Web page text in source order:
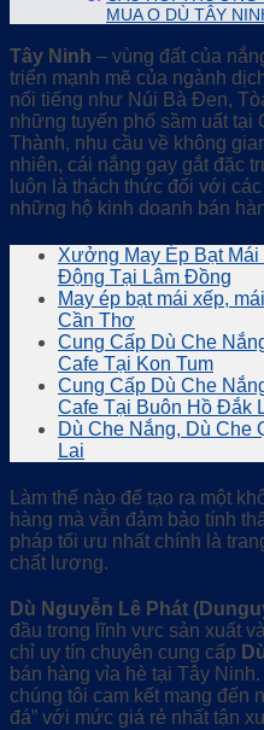
MUA O DÙ TÂY
Tây Ninh – vùng đất của
triển mạnh mẽ của ngành
nổi tiếng như Núi Bà Đen,
những tuyến phố sầm uất tại
Thành, nhu cầu về không
nhiên, cái nắng gay gắt đặc
luôn là thách thức đối với
những hộ kinh doanh bán
Xưởng May Ép Bạt
Động Tại Lâm Đồng
May ép bạt mái xếp,
Cần Thơ
Cung Cấp Dù Che
Cafe Tại Kon Tum
Cung Cấp Dù Che
Cafe Tại Buôn Hồ Đắk
Dù Che Nắng, Dù Che
Lai
Làm thế nào để tạo ra một
hàng mà vẫn đảm bảo tính
pháp tối ưu nhất chính là
chất lượng.
Dù Nguyễn Lê Phát
đầu trong lĩnh vực sản xuất
chỉ uy tín chuyên cung cấp
bán hàng vỉa hè tại Tây
chúng tôi cam kết mang đến
đá” với mức giá rẻ nhất tận